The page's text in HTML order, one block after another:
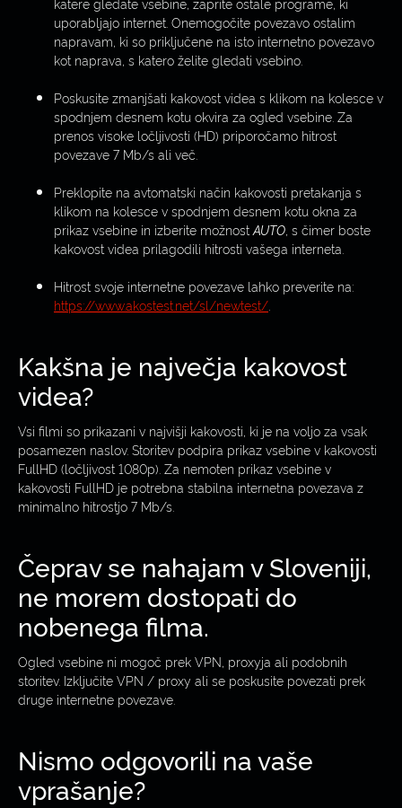
uporabljajo internet. Onemogočite povezavo ostalim
napravam, ki so priključene na isto internetno povezavo
kot naprava, s katero želite gledati vsebino.
Poskusite zmanjšati kakovost videa s klikom na kolesce v
spodnjem desnem kotu okvira za ogled vsebine. Za
prenos visoke ločljivosti (HD) priporočamo hitrost
povezave 7 Mb/s ali več.
Preklopite na avtomatski način kakovosti pretakanja s
klikom na kolesce v spodnjem desnem kotu okna za
prikaz vsebine in izberite možnost AUTO, s čimer boste
kakovost videa prilagodili hitrosti vašega interneta.
Hitrost svoje internetne povezave lahko preverite na:
https://www.akostest.net/sl/newtest/
Kakšna je največja kakovost
videa?
Vsi filmi so prikazani v najvišji kakovosti, ki je na voljo za vsak
posamezen naslov. Storitev podpira prikaz vsebine v kakovosti
FullHD (ločljivost 1080p). Za nemoten prikaz vsebine v
kakovosti FullHD je potrebna stabilna internetna povezava z
minimalno hitrostjo 7 Mb/s.
Čeprav se nahajam v Sloveniji,
ne morem dostopati do
nobenega filma.
Ogled vsebine ni mogoč prek VPN, proxyja ali podobnih
storitev. Izključite VPN / proxy ali se poskusite povezati prek
druge internetne povezave.
Nismo odgovorili na vaše
vprašanje?